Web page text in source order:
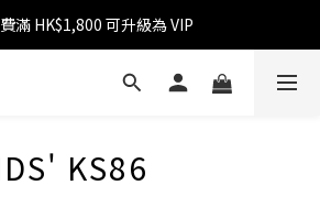
費滿 HK$599 免運費
滿 HK$1,800 可升級為 VIP
滿 HK$1,800 可享 9 折優惠
KS86